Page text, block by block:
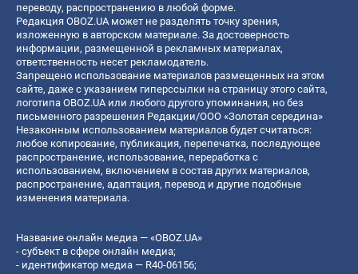
переводу, распространению в любой форме.
Редакция OBOZ.UA может не разделять точку зрения,
изложенную в авторском материале. За достоверность
информации, размещенной в рекламных материалах,
ответственность несет рекламодатель.
Запрещено использование материалов размещенных на этом
сайте, даже с указанием гиперссылки на страницу этого сайта,
логотипа OBOZ.UA или любого другого упоминания, но без
письменного разрешения Редакции/ООО «Золотая середина»
Незаконным использованием материалов будет считаться:
любое копирование, публикация, перепечатка, последующее
распространение, использование, переработка с
использованием, включением в состав других материалов,
распространение, адаптация, перевод и другие подобные
изменения материала.
Название онлайн медиа — «OBOZ.UA»
- субъект в сфере онлайн медиа;
- идентификатор медиа — R40-06156;